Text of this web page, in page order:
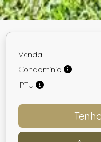
Venda
Condomínio
IPTU